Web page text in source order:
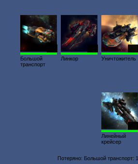
Большой
транспорт
Линкор
Уничтожитель
Линейный
крейсер
Потеряно: Большой транспорт: 1